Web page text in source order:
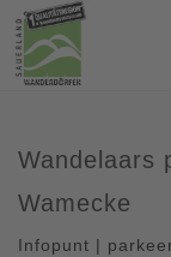
Wandelaars
Wamecke
Infopunt |